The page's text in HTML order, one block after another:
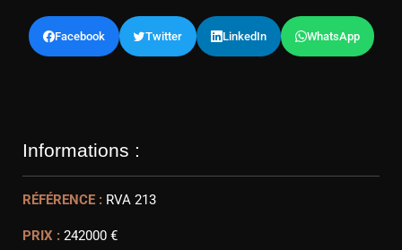
Facebook Twitter LinkedIn WhatsApp
Informations :
RÉFÉRENCE : RVA 213
PRIX : 242000 €